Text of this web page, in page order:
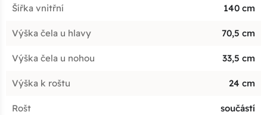
Šířka vnitřní 140 cm
Výška čela u hlavy 70,5 cm
Výška čela u nohou 33,5 cm
Výška k roštu 24 cm
Rošt součástí